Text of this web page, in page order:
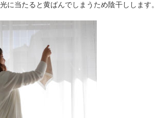
に当たると黄ばんでしまうため陰干しします